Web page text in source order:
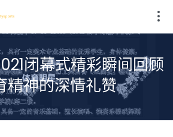
闭幕式精彩瞬间回顾
精神的深情礼赞